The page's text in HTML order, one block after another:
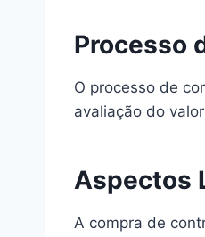
Processo
O processo de
avaliação do
Aspectos
A compra de